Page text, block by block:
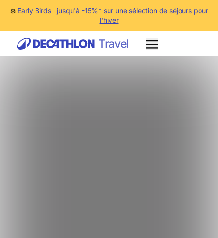
❄️ Early Birds : jusqu'à -15%* sur une sélection de séjours pour
l'hiver